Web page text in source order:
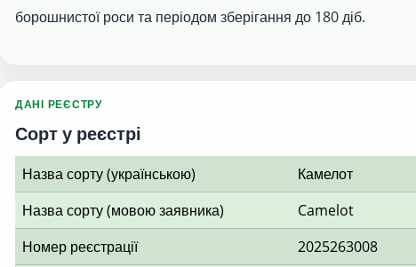
борошнистої роси та періодом зберігання до 180 діб.
ДАНІ РЕЄСТРУ
Сорт у реєстрі
Назва сорту (українською)
Камелот
Назва сорту (мовою заявника)
Camelot
Номер реєстрації
2025263008